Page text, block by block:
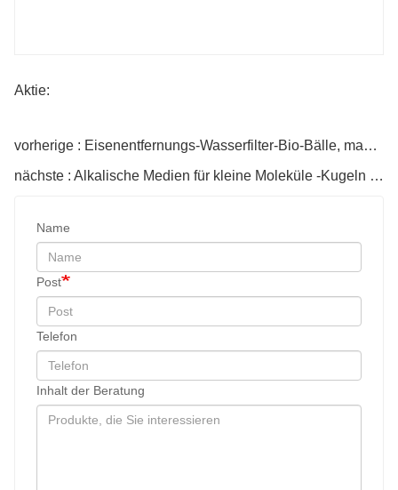
Aktie:
vorherige : Eisenentfernungs-Wasserfilter-Bio-Bälle, magnetische Energie-Keramik-Bälle
nächste : Alkalische Medien für kleine Moleküle -Kugeln für die pH -Einstellung des Trinkwassers
Name
Post
Telefon
Inhalt der Beratung